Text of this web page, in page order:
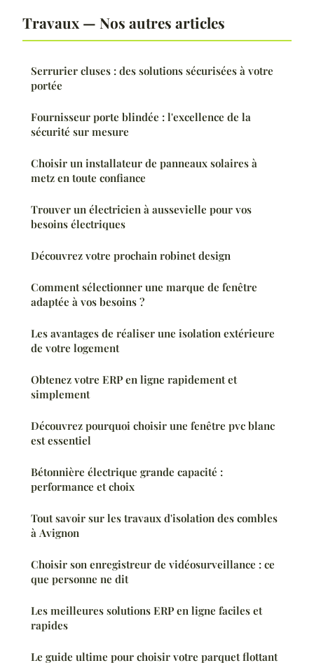
Travaux — Nos autres articles
Serrurier cluses : des solutions sécurisées à votre
portée
Fournisseur porte blindée : l'excellence de la
sécurité sur mesure
Choisir un installateur de panneaux solaires à
metz en toute confiance
Trouver un électricien à aussevielle pour vos
besoins électriques
Découvrez votre prochain robinet design
Comment sélectionner une marque de fenêtre
adaptée à vos besoins ?
Les avantages de réaliser une isolation extérieure
de votre logement
Obtenez votre ERP en ligne rapidement et
simplement
Découvrez pourquoi choisir une fenêtre pvc blanc
est essentiel
Bétonnière électrique grande capacité :
performance et choix
Tout savoir sur les travaux d'isolation des combles
à Avignon
Choisir son enregistreur de vidéosurveillance : ce
que personne ne dit
Les meilleures solutions ERP en ligne faciles et
rapides
Le guide ultime pour choisir votre parquet flottant